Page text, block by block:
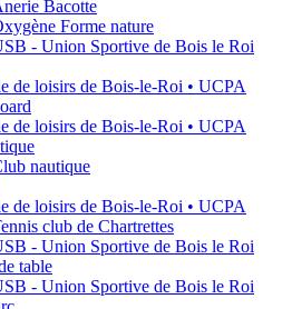
Bacotte
Forme nature
- Union Sportive de Bois le Roi
de loisirs de Bois-le-Roi • UCPA
de loisirs de Bois-le-Roi • UCPA
nautique
de loisirs de Bois-le-Roi • UCPA
club de Chartrettes
- Union Sportive de Bois le Roi
table
- Union Sportive de Bois le Roi